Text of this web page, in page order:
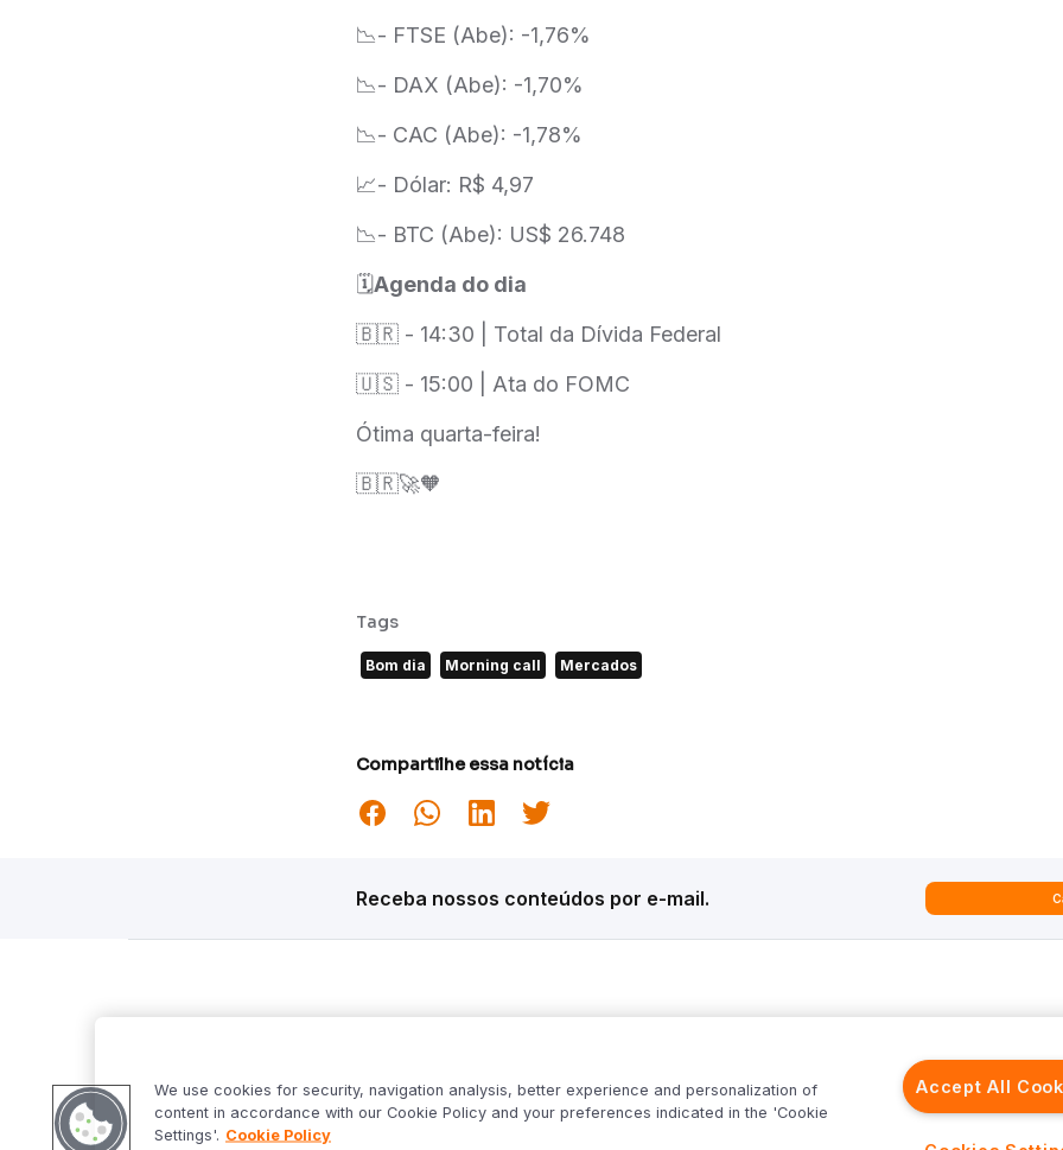
📉- FTSE (Abe): -1,76%
📉- DAX (Abe): -1,70%
📉- CAC (Abe): -1,78%
📈- Dólar: R$ 4,97
📉- BTC (Abe): US$ 26.748
🗓Agenda do dia
🇧🇷 - 14:30 | Total da Dívida Federal
🇺🇸 - 15:00 | Ata do FOMC
Ótima quarta-feira!
🇧🇷🚀🧡
Tags
Bom dia Morning call Mercados
Compartilhe essa notícia
Receba nossos conteúdos por e-mail.
Inter Forecast
Criptoworld
Renda Variável
Renda Fixa
Inter Strategy
Inter News RV
Inter News RF
Top Funds
We use cookies for security, navigation analysis, better experience and personalization of
content in accordance with our Cookie Policy and your preferences indicated in the 'Cookie
Settings'. Cookie Policy
Accept All